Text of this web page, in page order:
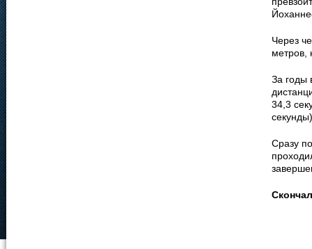
Через
метров,
За годы
34,3
Сразу